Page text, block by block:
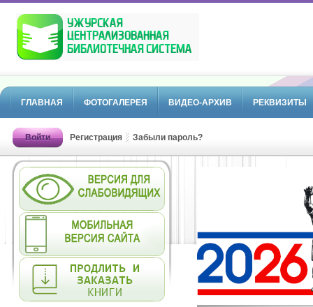
ГЛАВНАЯ ФОТОГАЛЕРЕЯ ВИДЕО-АРХИВ РЕКВИЗИТЫ
Войти Регистрация Забыли пароль?